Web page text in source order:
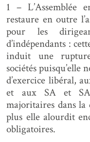
1 –
restaure en outre
pour les
d’indépendants :
induit une
sociétés puisqu’elle
d’exercice libéral,
et aux SA et
majoritaires dans
plus elle alourdit
obligatoires.